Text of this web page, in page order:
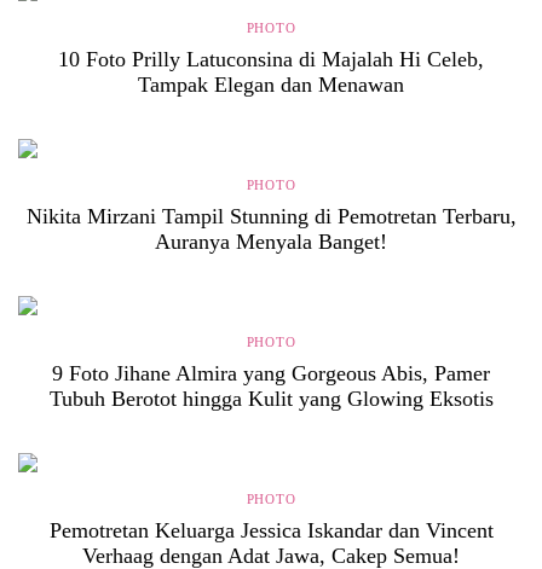
PHOTO
10 Foto Prilly Latuconsina di Majalah Hi Celeb,
Tampak Elegan dan Menawan
PHOTO
Nikita Mirzani Tampil Stunning di Pemotretan Terbaru,
Auranya Menyala Banget!
PHOTO
9 Foto Jihane Almira yang Gorgeous Abis, Pamer
Tubuh Berotot hingga Kulit yang Glowing Eksotis
PHOTO
Pemotretan Keluarga Jessica Iskandar dan Vincent
Verhaag dengan Adat Jawa, Cakep Semua!